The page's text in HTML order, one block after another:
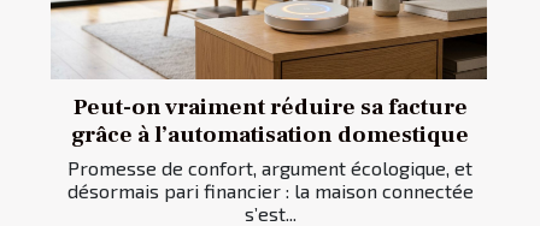
Peut-on vraiment réduire sa facture
grâce à l’automatisation domestique
Promesse de confort, argument écologique, et
désormais pari financier : la maison connectée
s’est...